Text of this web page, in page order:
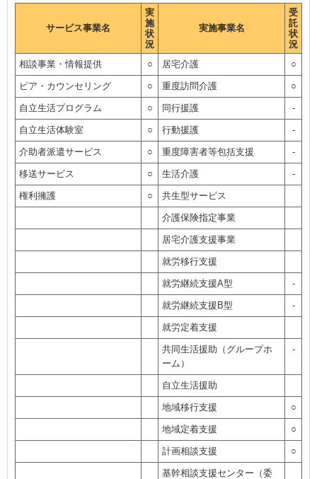
サービス事業名
実
施
状
況
実施事業名
受
託
状
況
相談事業・情報提供
○ 居宅介護 ○
ピア・カウンセリング ○ 重度訪問介護 ○
自立生活プログラム ○ 同行援護 -
自立生活体験室 ○ 行動援護 -
介助者派遣サービス ○ 重度障害者等包括支援 -
移送サービス ○ 生活介護 -
権利擁護 ○ 共生型サービス
介護保険指定事業
居宅介護支援事業
就労移行支援
就労継続支援A型 -
就労継続支援B型 -
就労定着支援
共同生活援助（グループホ
ーム）
-
自立生活援助
地域移行支援 ○
地域定着支援 ○
計画相談支援 ○
基幹相談支援センター（委